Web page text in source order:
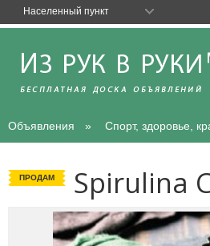
Объявления Спорт, здоровье,
ПРОДАМ Spirulina
Населенный пункт